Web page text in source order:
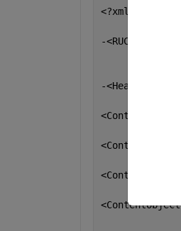
<?xml version=
-<RUCoD
-<Header>